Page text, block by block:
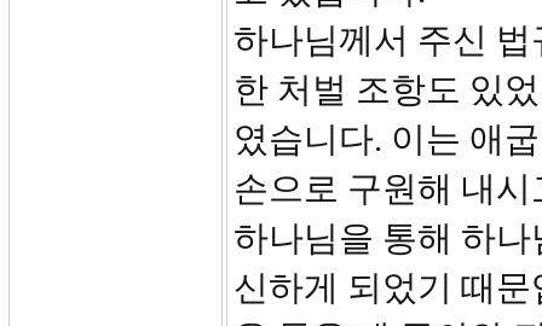
하나님께서 주신
한 처벌 조항도 있
였습니다. 이는 애
손으로 구원해 내
하나님을 통해 하
신하게 되었기 때